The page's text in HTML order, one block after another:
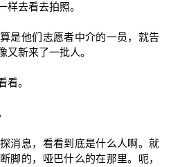
样去看去拍照。
是他们志愿者中介的一员，就告
又新来了一批人。
看。
消息，看看到底是什么人啊。就
脚的，哑巴什么的在那里。呃，